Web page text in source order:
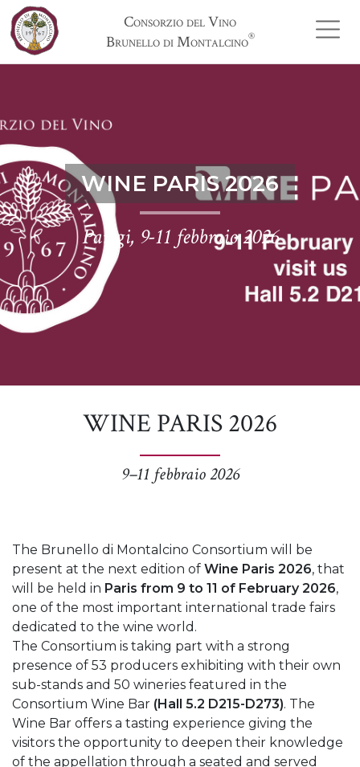
Consorzio del Vino
Brunello di Montalcino®
WINE PARIS 2026
Parigi, 9-11 febbraio 2026
WINE PARIS 2026
9–11 febbraio 2026
The Brunello di Montalcino Consortium will be
present at the next edition of Wine Paris 2026, that
will be held in Paris from 9 to 11 of February 2026,
one of the most important international trade fairs
dedicated to the wine world.
The Consortium is taking part with a strong
presence of 53 producers exhibiting with their own
sub-stands and 50 wineries featured in the
Consortium Wine Bar (Hall 5.2 D215-D273). The
Wine Bar offers a tasting experience giving the
visitors the opportunity to deepen their knowledge
of the appellation through a seated and served